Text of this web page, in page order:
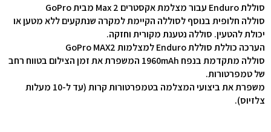
סוללת Enduro עבור מצלמת אקסטרים Max 2 מבית GoPro
סוללה חלופית בנוסף לסוללה הקיימת למקרה שנתקעים ללא מטען או
יכולת להטעין. סוללה נטענת מקורית וחזקה.
הערכה כוללת סוללת Enduro למצלמות GoPro MAX2
סוללה מתקדמת בנפח 1960mAh המשפרת את זמן הצילום בטווח רחב
של טמפרטורות.
משפרת את ביצועי המצלמה בטמפרטורות קרות (עד ל-10 מעלות
צלזיוס).